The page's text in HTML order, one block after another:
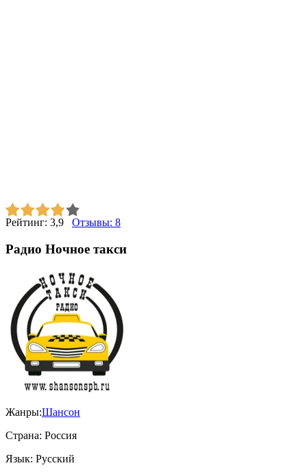
Рейтинг: 3,9 Отзывы: 8
Радио Ночное такси
Жанры:Шансон
Страна: Россия
Язык: Русский